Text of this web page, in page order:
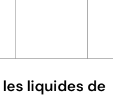
liquides de